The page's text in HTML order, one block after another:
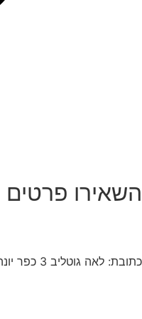
השאירו פרטים
כתובת: לאה גוטליב 3 כפר יונה (ליד צומת בית ליד)